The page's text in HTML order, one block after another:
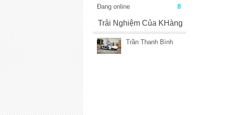
Đang online
8
Trải Nghiệm Của KHàng
Trần Thanh Bình